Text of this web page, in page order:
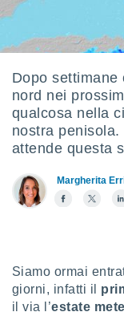
simili,
a
ACCETTA
IMPOSTAZIONI
Dopo
nord nei
qualcosa nella
nostra
attende questa
Margherita
Siamo ormai
giorni, infatti il
il via l’estate